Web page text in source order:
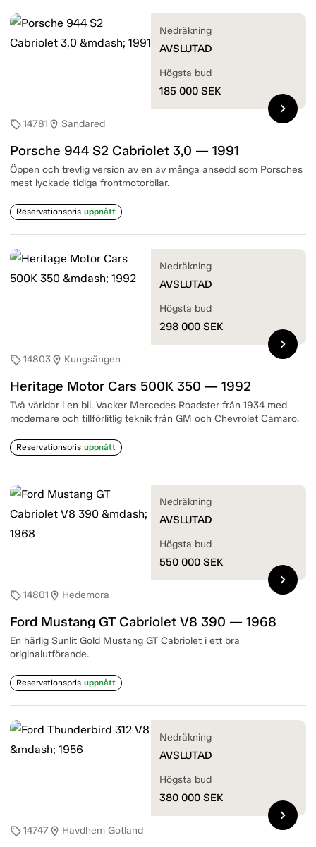
sell14781 location_on Sandared
Porsche 944 S2 Cabriolet 3,0 — 1991
Öppen och trevlig version av en av många ansedd som Porsches
mest lyckade tidiga frontmotorbilar.
Reservationspris uppnått
Nedräkning
AVSLUTAD
Högsta bud
185 000 SEK
chevron_right
sell14803location_on Kungsängen
Heritage Motor Cars 500K 350 — 1992
Två världar i en bil. Vacker Mercedes Roadster från 1934 med
modernare och tillförlitlig teknik från GM och Chevrolet Camaro.
Reservationspris uppnått
Nedräkning
AVSLUTAD
Högsta bud
298 000 SEK
chevron_right
sell14801 location_on Hedemora
Ford Mustang GT Cabriolet V8 390 — 1968
En härlig Sunlit Gold Mustang GT Cabriolet i ett bra
originalutförande.
Reservationspris uppnått
Nedräkning
AVSLUTAD
Högsta bud
550 000 SEK
chevron_right
sell14747location_on Havdhem Gotland
Nedräkning
AVSLUTAD
Högsta bud
380 000 SEK
chevron_right